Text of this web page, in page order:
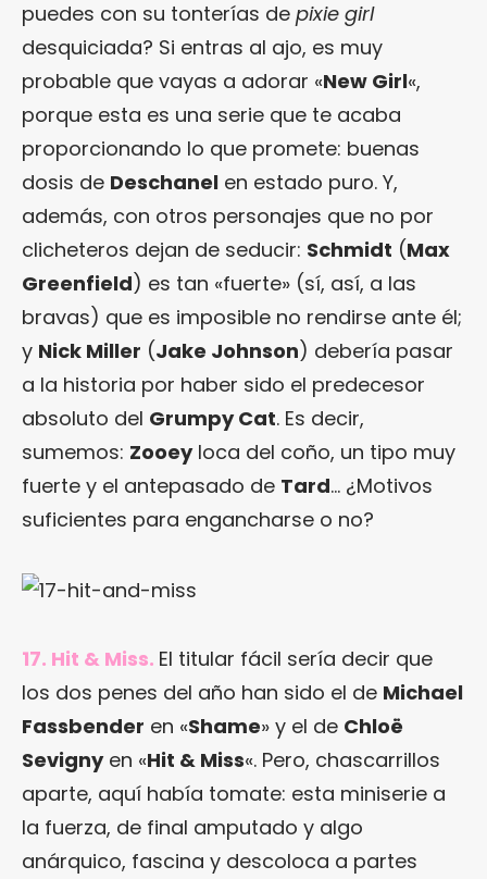
puedes con su tonterías de pixie girl
desquiciada? Si entras al ajo, es muy
probable que vayas a adorar «New Girl«,
porque esta es una serie que te acaba
proporcionando lo que promete: buenas
dosis de Deschanel en estado puro. Y,
además, con otros personajes que no por
clicheteros dejan de seducir: Schmidt (Max
Greenfield) es tan «fuerte» (sí, así, a las
bravas) que es imposible no rendirse ante él;
y Nick Miller (Jake Johnson) debería pasar
a la historia por haber sido el predecesor
absoluto del Grumpy Cat. Es decir,
sumemos: Zooeyloca del coño, un tipo muy
fuerte y el antepasado de Tard… ¿Motivos
suficientes para engancharse o no?
17. Hit & Miss. El titular fácil sería decir que
los dos penes del año han sido el de Michael
Fassbender en «Shame» y el de Chloë
Sevignyen «Hit & Miss«. Pero, chascarrillos
aparte, aquí había tomate: esta miniserie a
la fuerza, de final amputado y algo
anárquico, fascina y descoloca a partes